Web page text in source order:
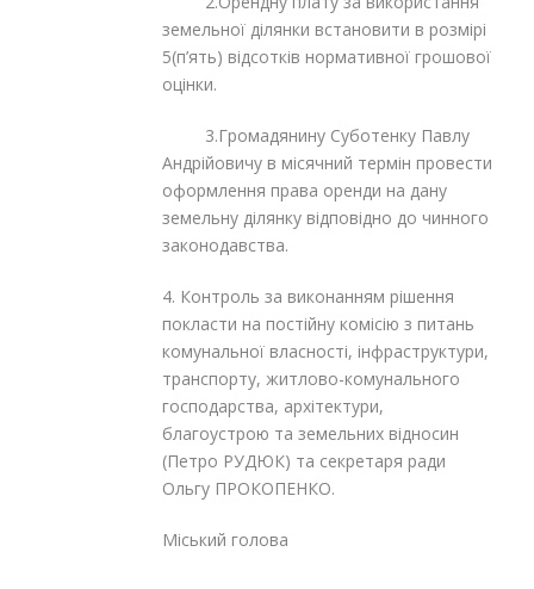
земельної ділянки встановити в розмірі
5(п’ять) відсотків нормативної грошової
оцінки.
3.Громадянину Суботенку Павлу
Андрійовичу в місячний термін провести
оформлення права оренди на дану
земельну ділянку відповідно до чинного
законодавства.
4. Контроль за виконанням рішення
покласти на постійну комісію з питань
комунальної власності, інфраструктури,
транспорту, житлово-комунального
господарства, архітектури,
благоустрою та земельних відносин
(Петро РУДЮК) та секретаря ради
Ольгу ПРОКОПЕНКО.
Міський голова